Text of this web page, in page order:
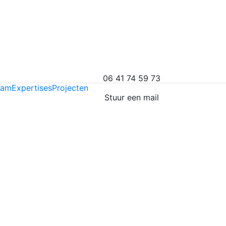
ExpertisesProjecten
06 41 74 59 73
Stuur een mail